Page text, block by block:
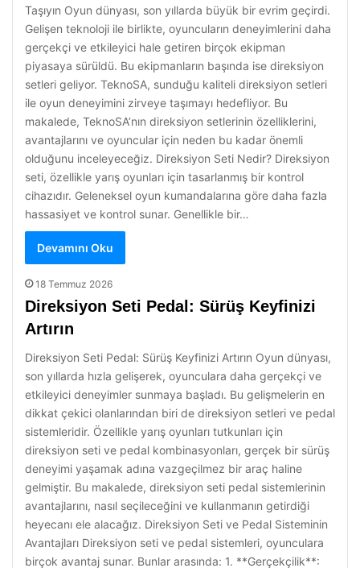
Taşıyın Oyun dünyası, son yıllarda büyük bir evrim geçirdi.
Gelişen teknoloji ile birlikte, oyuncuların deneyimlerini daha
gerçekçi ve etkileyici hale getiren birçok ekipman
piyasaya sürüldü. Bu ekipmanların başında ise direksiyon
setleri geliyor. TeknoSA, sunduğu kaliteli direksiyon setleri
ile oyun deneyimini zirveye taşımayı hedefliyor. Bu
makalede, TeknoSA’nın direksiyon setlerinin özelliklerini,
avantajlarını ve oyuncular için neden bu kadar önemli
olduğunu inceleyeceğiz. Direksiyon Seti Nedir? Direksiyon
seti, özellikle yarış oyunları için tasarlanmış bir kontrol
cihazıdır. Geleneksel oyun kumandalarına göre daha fazla
hassasiyet ve kontrol sunar. Genellikle bir…
Devamını Oku
18 Temmuz 2026
Direksiyon Seti Pedal: Sürüş Keyfinizi
Artırın
Direksiyon Seti Pedal: Sürüş Keyfinizi Artırın Oyun dünyası,
son yıllarda hızla gelişerek, oyunculara daha gerçekçi ve
etkileyici deneyimler sunmaya başladı. Bu gelişmelerin en
dikkat çekici olanlarından biri de direksiyon setleri ve pedal
sistemleridir. Özellikle yarış oyunları tutkunları için
direksiyon seti ve pedal kombinasyonları, gerçek bir sürüş
deneyimi yaşamak adına vazgeçilmez bir araç haline
gelmiştir. Bu makalede, direksiyon seti pedal sistemlerinin
avantajlarını, nasıl seçileceğini ve kullanmanın getirdiği
heyecanı ele alacağız. Direksiyon Seti ve Pedal Sisteminin
Avantajları Direksiyon seti ve pedal sistemleri, oyunculara
birçok avantaj sunar. Bunlar arasında: 1. **Gerçekçilik**: